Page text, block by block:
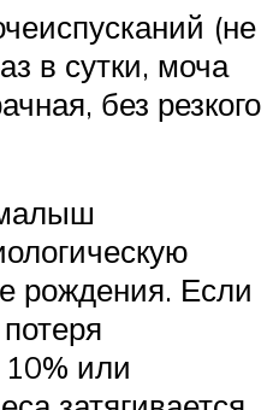
(не
в сутки, моча
без резкого
рождения. Если
10% или